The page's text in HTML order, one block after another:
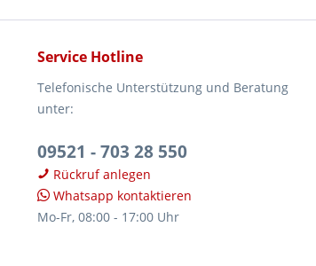
Service Hotline
Telefonische Unterstützung und Beratung
unter:
09521 - 703 28 550
Rückruf anlegen
Whatsapp kontaktieren
Mo-Fr, 08:00 - 17:00 Uhr